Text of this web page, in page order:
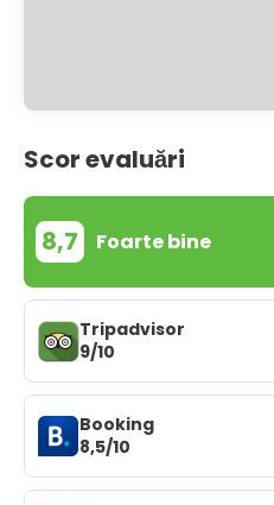
Scor evaluări
8,7 Foarte bine
Tripadvisor
9/10
Booking
8,5/10